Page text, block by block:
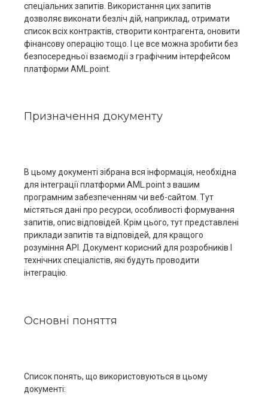
спеціальних запитів. Використання цих запитів
дозволяє виконати безліч дій, наприклад, отримати
список всіх контрактів, створити контрагента, оновити
фінансову операцію тощо. І це все можна зробити без
безпосередньої взаємодії з графічним інтерфейсом
платформи AML.point.
Призначення документу
В цьому документі зібрана вся інформація, необхідна
для інтеграції платформи AML.point з вашим
програмним забезпеченням чи веб-сайтом. Тут
містяться дані про ресурси, особливості формування
запитів, опис відповідей. Крім цього, тут представлені
приклади запитів та відповідей, для кращого
розуміння АРІ. Документ корисний для розробників І
технічних спеціалістів, які будуть проводити
інтеграцію.
Основні поняття
Список понять, що використовуються в цьому
документі: